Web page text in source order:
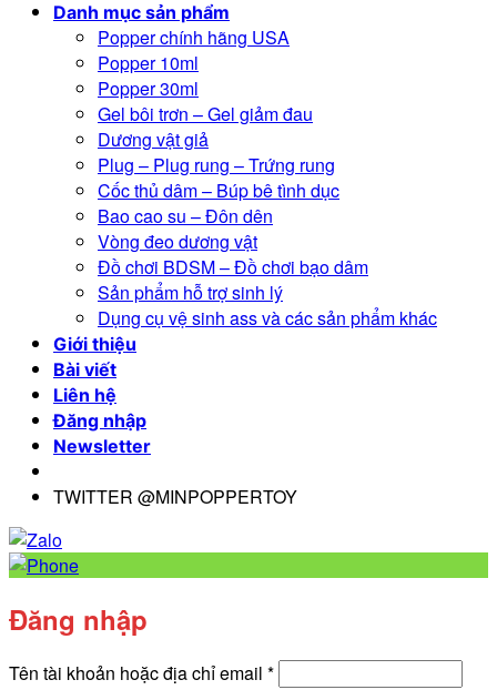
Danh mục sản phẩm
Popper chính hãng USA
Popper 10ml
Popper 30ml
Gel bôi trơn – Gel giảm đau
Dương vật giả
Plug – Plug rung – Trứng rung
Cốc thủ dâm – Búp bê tình dục
Bao cao su – Đôn dên
Vòng đeo dương vật
Đồ chơi BDSM – Đồ chơi bạo dâm
Sản phẩm hỗ trợ sinh lý
Dụng cụ vệ sinh ass và các sản phẩm khác
Giới thiệu
Bài viết
Liên hệ
Đăng nhập
Newsletter
TWITTER @MINPOPPERTOY
Đăng nhập
Tên tài khoản hoặc địa chỉ email *Bắt